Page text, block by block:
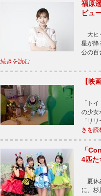
福原
ビュ
大ヒ
星が降
公の百
続きを読む
【映
「ト
の少女
「リ
きを読
「
4匹た
夏休
に、杉